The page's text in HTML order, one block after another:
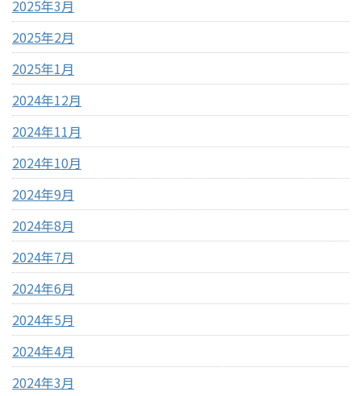
2025年3月
2025年2月
2025年1月
2024年12月
2024年11月
2024年10月
2024年9月
2024年8月
2024年7月
2024年6月
2024年5月
2024年4月
2024年3月